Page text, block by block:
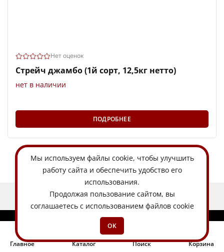
Главное Каталог Поиск Корзина
Нет оценок
Стрейч джамбо (1й сорт, 12,5кг нетто)
нет в наличии
ПОДРОБНЕЕ
ЕСТЬ ИДЕЯ?
Мы используем файлы cookie, чтобы улучшить
работу сайта и обеспечить удобство его
использования.
Продолжая пользование сайтом, вы
соглашаетесь с использованием файлов cookie
OK